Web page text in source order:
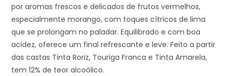
por aromas frescos e delicados de frutos vermelhos,
especialmente morango, com toques cítricos de lima
que se prolongam no paladar. Equilibrado e com boa
acidez, oferece um final refrescante e leve. Feito a partir
das castas Tinta Roriz, Touriga Franca e Tinta Amarela,
tem 12% de teor alcoólico.